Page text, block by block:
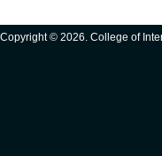
Copyright © 2026. College of